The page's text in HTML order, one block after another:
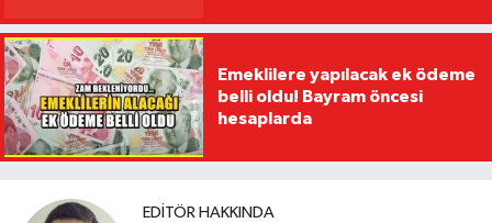
Emeklilere yapılacak ek ödeme
belli oldu! Bayram öncesi
hesaplarda
EDITÖR HAKKINDA